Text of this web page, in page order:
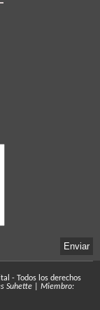
- Todos los derechos
Suhette Miembro: